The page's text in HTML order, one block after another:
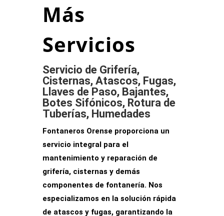
Más
Servicios
Servicio de Grifería,
Cisternas, Atascos, Fugas,
Llaves de Paso, Bajantes,
Botes Sifónicos, Rotura de
Tuberías, Humedades
Fontaneros Orense proporciona un
servicio integral para el
mantenimiento y reparación de
grifería, cisternas y demás
componentes de fontanería. Nos
especializamos en la solución rápida
de atascos y fugas, garantizando la